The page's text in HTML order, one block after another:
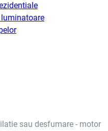
sau desfumare - motor